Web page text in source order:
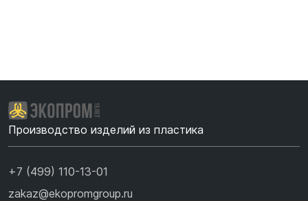
Производство изделий из пластика
+7 (499) 110-13-01
zakaz@ekopromgroup.ru